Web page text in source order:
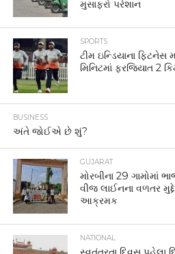
મુસાફરો પરેશાન
SPORTS
ટીમ ઇન્ડિયાના ફિટનેસ
મિનિટમાં ફરજિયાત 2
BUSINESS
અંતે જોઈએ છે શું?
GUJARAT
મોરબીના 29 ગામોમાં
વીજ લાઈનના વળતર
આક્રમક
NATIONAL